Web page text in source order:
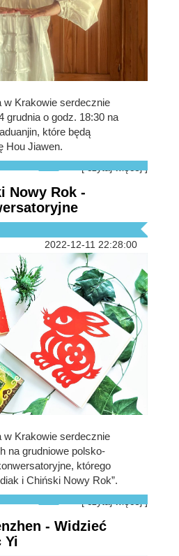
w Krakowie serdecznie
grudnia o godz. 18:30 na
które będą
Hou Jiawen.
Nowy Rok -
2022-12-11 22:28:00
w Krakowie serdecznie
na grudniowe polsko-
którego
i Chiński Nowy Rok”.
- Widzieć
Yi